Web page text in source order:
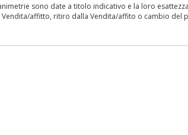
sono date a titolo indicativo e la loro
affitto, ritiro dalla Vendita/affito o cambio del